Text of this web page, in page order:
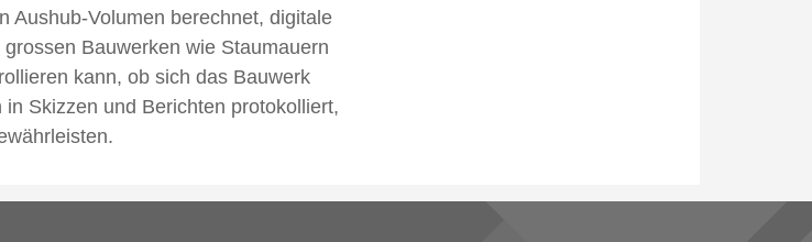
Aushub-Volumen berechnet, digitale
Bauwerken wie Staumauern
kann, ob sich das Bauwerk
Skizzen und Berichten protokolliert,